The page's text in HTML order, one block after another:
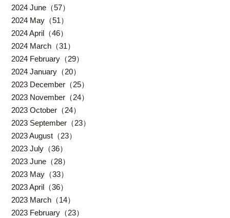
2024 June（57）
2024 May（51）
2024 April（46）
2024 March（31）
2024 February（29）
2024 January（20）
2023 December（25）
2023 November（24）
2023 October（24）
2023 September（23）
2023 August（23）
2023 July（36）
2023 June（28）
2023 May（33）
2023 April（36）
2023 March（14）
2023 February（23）